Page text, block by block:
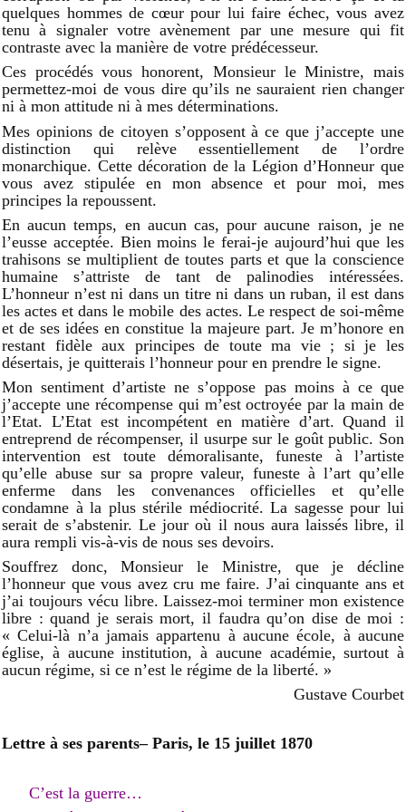
quelques hommes de cœur pour lui faire échec, vous avez
tenu à signaler votre avènement par une mesure qui fit
contraste avec la manière de votre prédécesseur.
Ces procédés vous honorent, Monsieur le Ministre, mais
permettez-moi de vous dire qu’ils ne sauraient rien changer
ni à mon attitude ni à mes déterminations.
Mes opinions de citoyen s’opposent à ce que j’accepte une
distinction qui relève essentiellement de l’ordre
monarchique. Cette décoration de la Légion d’Honneur que
vous avez stipulée en mon absence et pour moi, mes
principes la repoussent.
En aucun temps, en aucun cas, pour aucune raison, je ne
l’eusse acceptée. Bien moins le ferai-je aujourd’hui que les
trahisons se multiplient de toutes parts et que la conscience
humaine s’attriste de tant de palinodies intéressées.
L’honneur n’est ni dans un titre ni dans un ruban, il est dans
les actes et dans le mobile des actes. Le respect de soi-même
et de ses idées en constitue la majeure part. Je m’honore en
restant fidèle aux principes de toute ma vie ; si je les
désertais, je quitterais l’honneur pour en prendre le signe.
Mon sentiment d’artiste ne s’oppose pas moins à ce que
j’accepte une récompense qui m’est octroyée par la main de
l’Etat. L’Etat est incompétent en matière d’art. Quand il
entreprend de récompenser, il usurpe sur le goût public. Son
intervention est toute démoralisante, funeste à l’artiste
qu’elle abuse sur sa propre valeur, funeste à l’art qu’elle
enferme dans les convenances officielles et qu’elle
condamne à la plus stérile médiocrité. La sagesse pour lui
serait de s’abstenir. Le jour où il nous aura laissés libre, il
aura rempli vis-à-vis de nous ses devoirs.
Souffrez donc, Monsieur le Ministre, que je décline
l’honneur que vous avez cru me faire. J’ai cinquante ans et
j’ai toujours vécu libre. Laissez-moi terminer mon existence
libre : quand je serais mort, il faudra qu’on dise de moi :
« Celui-là n’a jamais appartenu à aucune école, à aucune
église, à aucune institution, à aucune académie, surtout à
aucun régime, si ce n’est le régime de la liberté. »
Gustave Courbet
Lettre à ses parents– Paris, le 15 juillet 1870
C’est la guerre…